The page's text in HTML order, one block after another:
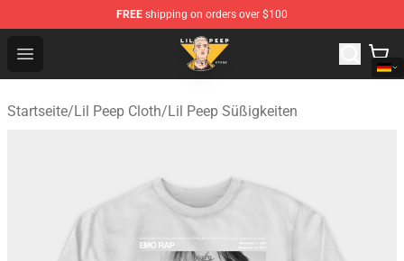
FREE shipping on orders over $100
Open menu
Lil Peep Store - Official Lil Peep Merchandise Shop
Startseite/Lil Peep Cloth/Lil Peep Süßigkeiten